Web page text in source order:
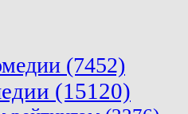
(7452)
(15120)